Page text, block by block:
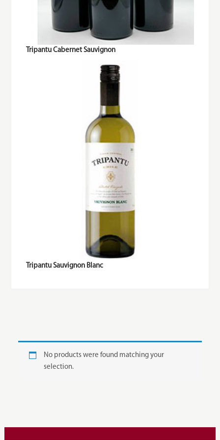
Tripantu Cabernet Sauvignon
Tripantu Sauvignon Blanc
No products were found matching your
selection.